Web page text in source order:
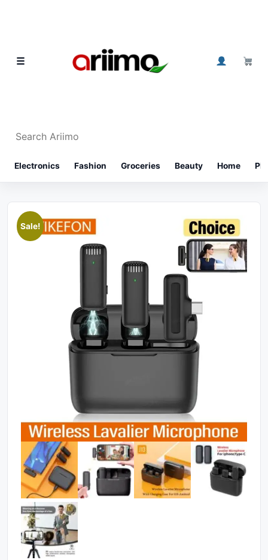
☰
Electronics Fashion Groceries Beauty Home
Sale!